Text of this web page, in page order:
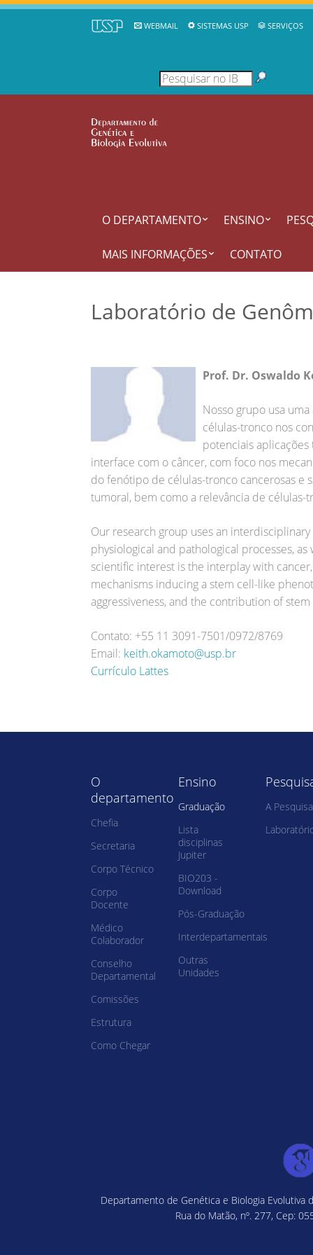
WEBMAIL SISTEMAS USP SERVIÇOS
O DEPARTAMENTO ENSINO
MAIS INFORMAÇÕES CONTATO
Laboratório de
Prof. Dr. Oswaldo
Nosso grupo usa
células-tronco nos
potenciais
interface com o câncer, com foco nos
do fenótipo de células-tronco cancerosas e
tumoral, bem como a relevância de
Our research group uses an
physiological and pathological processes,
scientific interest is the interplay with
mechanisms inducing a stem cell-like
aggressiveness, and the contribution of
Contato: +55 11 3091-7501/0972/8769
Email: keith.okamoto@usp.br
Currículo Lattes
O
departamento
Chefia
Secretaria
Corpo Técnico
Corpo
Docente
Médico
Colaborador
Conselho
Departamental
Comissões
Estrutura
Como Chegar
Ensino
Graduação
Lista
disciplinas
Jupiter
BIO203 -
Download
Pós-Graduação
Interdepartamentais
Outras
Unidades
A Pesquisa
Departamento de Genética e Biologia Evolutiva
Rua do Matão, nº. 277, Cep: